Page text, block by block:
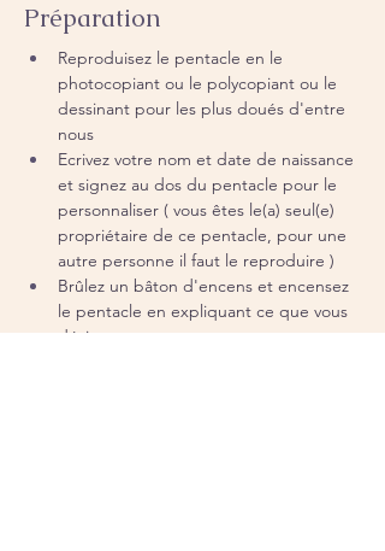
Préparation
Reproduisez le pentacle en le
photocopiant ou le polycopiant ou le
dessinant pour les plus doués d'entre
nous
Ecrivez votre nom et date de naissance
et signez au dos du pentacle pour le
personnaliser ( vous êtes le(a) seul(e)
propriétaire de ce pentacle, pour une
autre personne il faut le reproduire )
Brûlez un bâton d'encens et encensez
le pentacle en expliquant ce que vous
désirez